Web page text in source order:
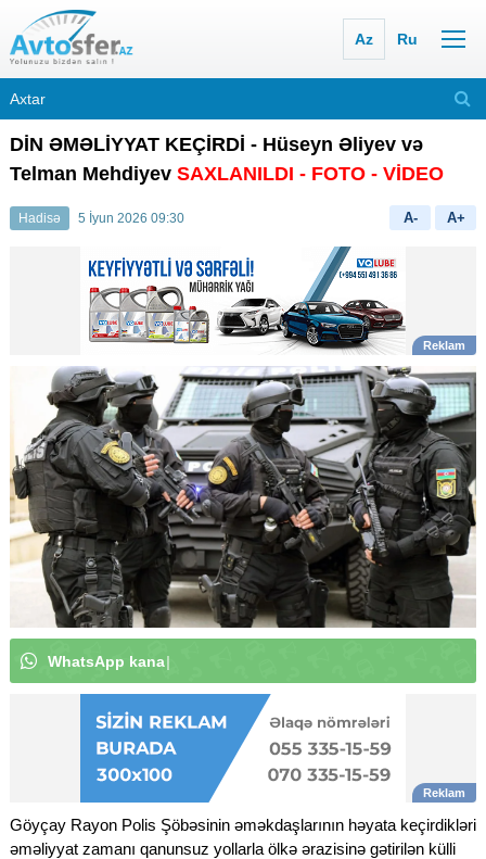
Az Ru
DİN ƏMƏLİYYAT KEÇİRDİ - Hüseyn Əliyev və
Telman Mehdiyev SAXLANILDI - FOTO - VİDEO
Hadisə 5 İyun 2026 09:30 A- A+
WhatsApp kanal
Göyçay Rayon Polis Şöbəsinin əməkdaşlarının həyata keçirdikləri
əməliyyat zamanı qanunsuz yollarla ölkə ərazisinə gətirilən külli